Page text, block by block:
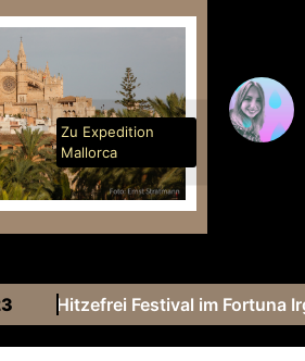
Zu Expedition
Mallorca
Hitzefrei Festival im Fortuna